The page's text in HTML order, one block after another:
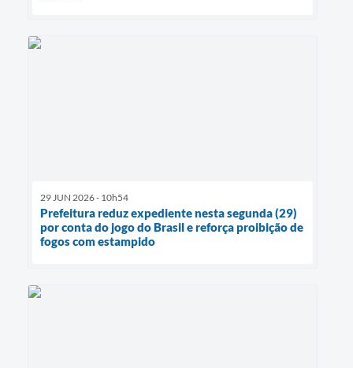
29 JUN 2026 - 10h54
Prefeitura reduz expediente nesta segunda (29)
por conta do jogo do Brasil e reforça proibição de
fogos com estampido